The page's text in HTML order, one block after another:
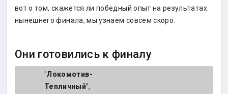
вот о том, скажется ли победный опыт на результатах
нынешнего финала, мы узнаем совсем скоро.
Они готовились к финалу
"Локомотив-
Тепличный",